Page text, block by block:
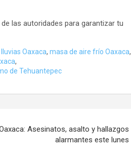
las autoridades para garantizar tu
lluvias Oaxaca, masa de aire frío Oaxaca,
,
de Tehuantepec
Asesinatos, asalto y hallazgos
alarmantes este lunes